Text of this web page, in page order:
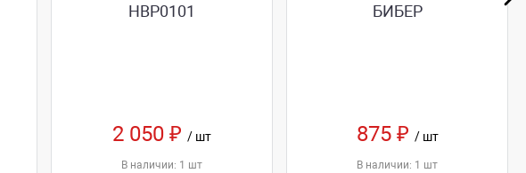
НВР0101
2 050 ₽/ шт
В наличии: 1 шт
БИБЕР
875 ₽ / шт
В наличии: 1 шт